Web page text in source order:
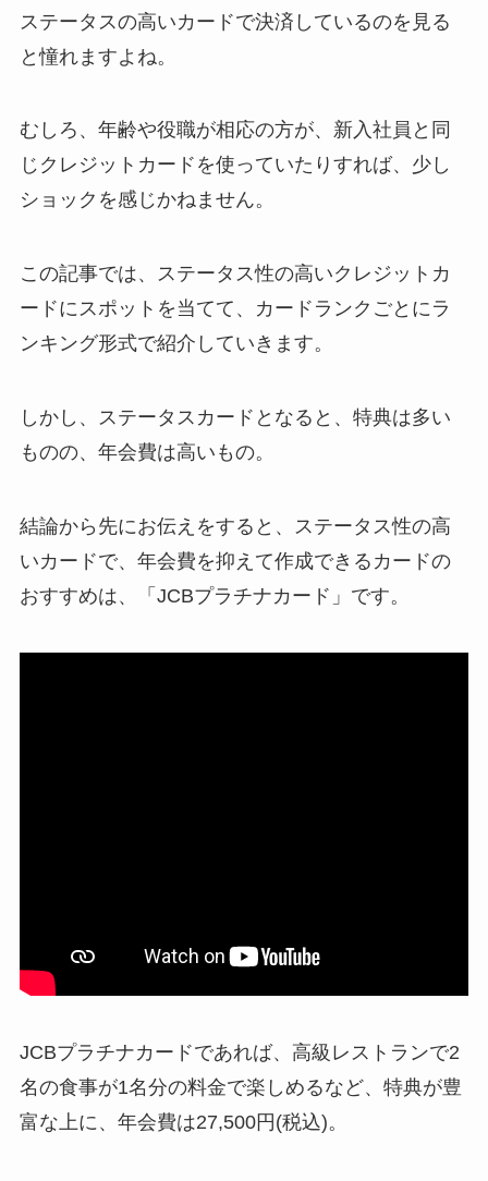
ステータスの高いカードで決済しているのを見る
と憧れますよね。
むしろ、年齢や役職が相応の方が、新入社員と同
じクレジットカードを使っていたりすれば、少し
ショックを感じかねません。
この記事では、 ステータス性の高いクレジットカ
ードにスポットを当てて、カードランクごとにラ
ンキング形式で紹介 していきます。
しかし、ステータスカードとなると、特典は多い
ものの、年会費は高いもの。
結論から先にお伝えをすると、ステータス性の高
いカードで、年会費を抑えて作成できるカードの
おすすめは、「JCBプラチナカード」です。
JCBプラチナカードであれば、高級レストランで2
名の食事が1名分の料金で楽しめるなど、特典が豊
富な上に、年会費は27,500円(税込)。